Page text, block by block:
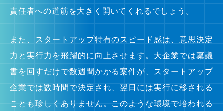
責任者への道筋を大きく開いてくれるでしょう。
また、スタートアップ特有のスピード感は、意思決定
力と実行力を飛躍的に向上させます。大企業では稟議
書を回すだけで数週間かかる案件が、スタートアップ
企業では数時間で決定され、翌日には実行に移される
ことも珍しくありません。このような環境で培われる